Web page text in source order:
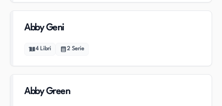
Abby Geni
4 Libri 2 Serie
Abby Green